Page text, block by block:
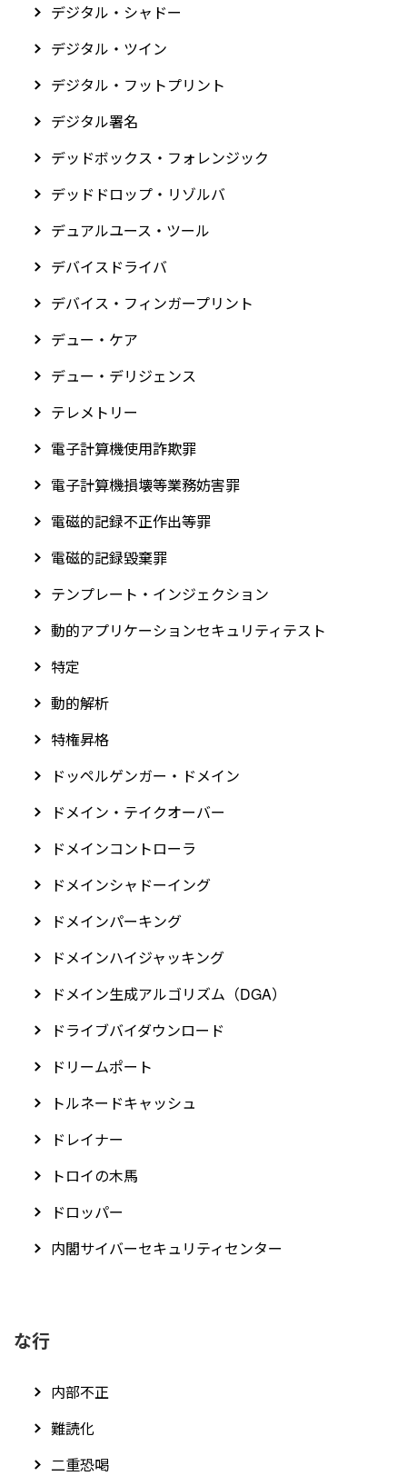
デジタル・シャドー
デジタル・ツイン
デジタル・フットプリント
デジタル署名
デッドボックス・フォレンジック
デッドドロップ・リゾルバ
デュアルユース・ツール
デバイスドライバ
デバイス・フィンガープリント
デュー・ケア
デュー・デリジェンス
テレメトリー
電子計算機使用詐欺罪
電子計算機損壊等業務妨害罪
電磁的記録不正作出等罪
電磁的記録毀棄罪
テンプレート・インジェクション
動的アプリケーションセキュリティテスト
特定
動的解析
特権昇格
ドッペルゲンガー・ドメイン
ドメイン・テイクオーバー
ドメインコントローラ
ドメインシャドーイング
ドメインパーキング
ドメインハイジャッキング
ドメイン生成アルゴリズム（DGA）
ドライブバイダウンロード
ドリームポート
トルネードキャッシュ
ドレイナー
トロイの木馬
ドロッパー
内閣サイバーセキュリティセンター
な行
内部不正
難読化
二重恐喝